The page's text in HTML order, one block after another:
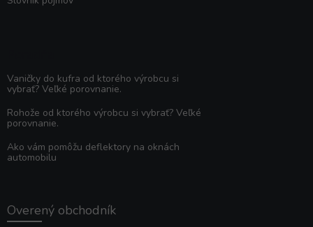
Vaničky do kufra od ktorého výrobcu si
vybrať? Veľké porovnanie.
Rohože od ktorého výrobcu si vybrať? Veľké
porovnanie.
Ako vám pomôžu deflektory na oknách
automobilu
Overený obchodník